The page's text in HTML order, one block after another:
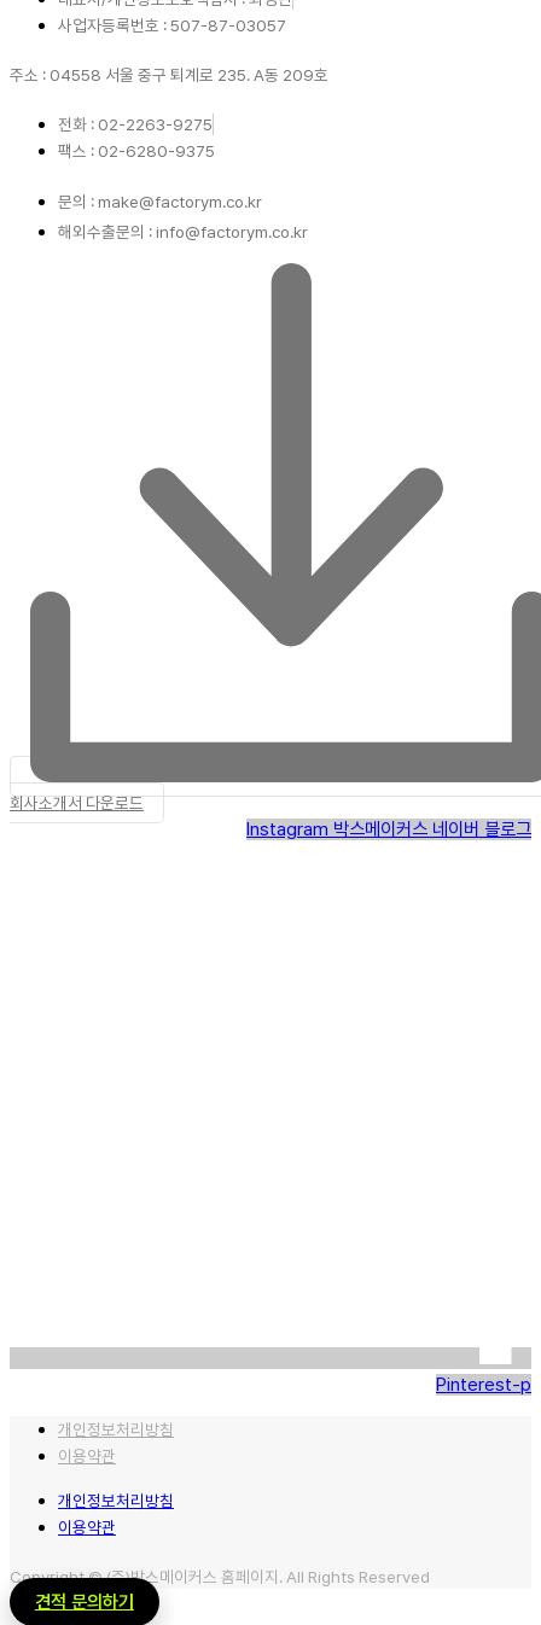
사업자등록번호 : 507-87-03057
주소 : 04558 서울 중구 퇴계로 235. A동 209호
전화 : 02-2263-9275
팩스 : 02-6280-9375
문의 : make@factorym.co.kr
해외수출문의 : info@factorym.co.kr
회사소개서 다운로드
Instagram 박스메이커스 네이버 블로그
Pinterest-p
개인정보처리방침
이용약관
개인정보처리방침
이용약관
Copyright © (주)박스메이커스 홈페이지. All Rights Reserved
견적 문의하기